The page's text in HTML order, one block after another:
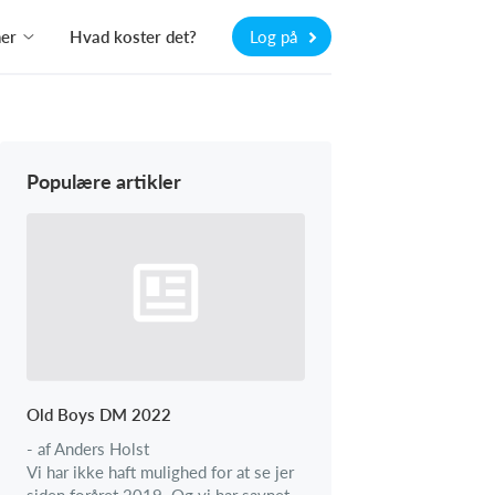
Hvad koster det? Log på
Populære artikler
Old Boys DM 2022
- af Anders Holst
Vi har ikke haft mulighed for at se jer